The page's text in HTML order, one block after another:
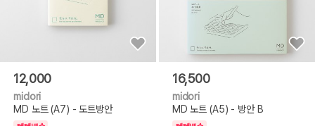
12,000
midori
MD 노트 (A7) - 도트방안
16,500
midori
MD 노트 (A5) - 방안 B